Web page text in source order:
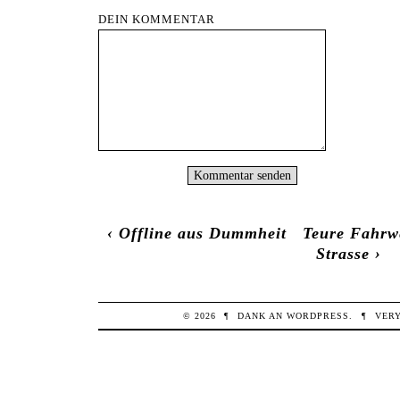
DEIN KOMMENTAR
‹ Offline aus Dummheit
Teure
Strasse ›
© 2026 ¶ DANK ANWORDPRESS ¶